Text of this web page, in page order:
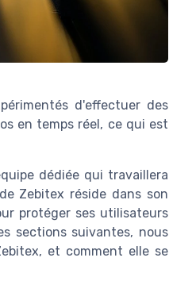
d'effectuer des
en temps réel, ce qui est
dédiée qui travaillera
Zebitex réside dans son
protéger ses utilisateurs
sections suivantes, nous
et comment elle se